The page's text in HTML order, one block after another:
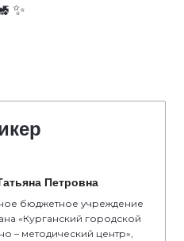
✨
Петровна
бюджетное учреждение
«Курганский городской
– методический центр»,